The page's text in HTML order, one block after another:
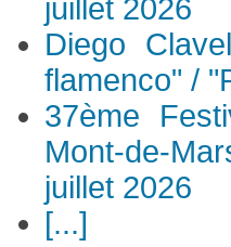
juillet 2026
Diego
flamenco" /
37ème
Mont-de-
juillet 2026
[...]